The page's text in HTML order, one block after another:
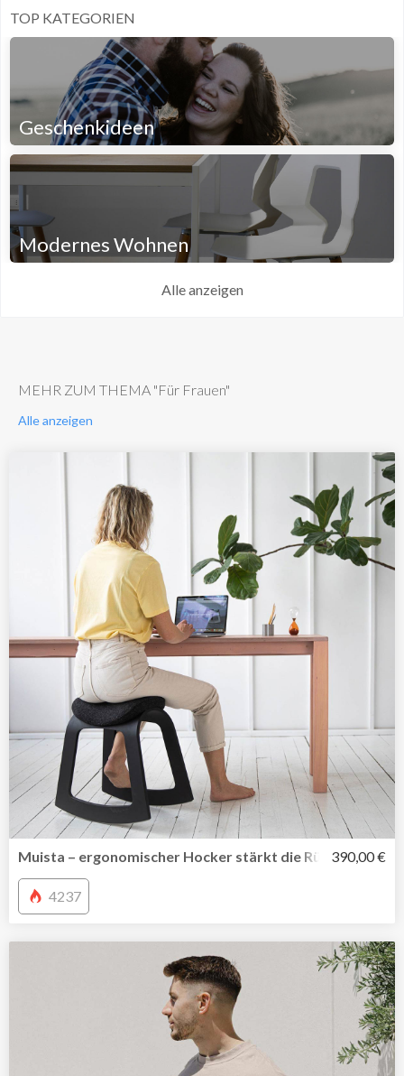
TOP KATEGORIEN
Geschenkideen
Modernes Wohnen
Alle anzeigen
MEHR ZUM THEMA "Für Frauen"
Alle anzeigen
Muista – ergonomischer Hocker stärkt die 390,00 €
4237